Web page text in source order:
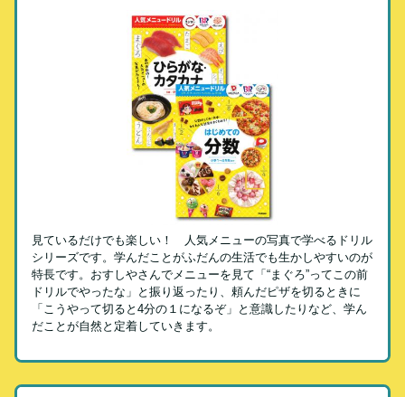
見ているだけでも楽しい！ 人気メニューの写真で学べるドリル
シリーズです。学んだことがふだんの生活でも生かしやすいのが
特長です。おすしやさんでメニューを見て「“まぐろ”ってこの前
ドリルでやったな」と振り返ったり、頼んだピザを切るときに
「こうやって切ると4分の１になるぞ」と意識したりなど、学ん
だことが自然と定着していきます。